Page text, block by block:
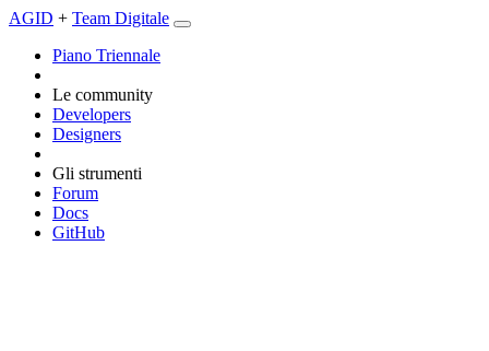
AGID + Team Digitale
Piano Triennale
Le community
Developers
Designers
Gli strumenti
Forum
Docs
GitHub